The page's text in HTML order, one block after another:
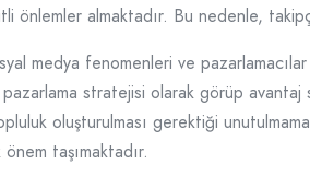
önlemler almaktadır. Bu nedenle,
medya fenomenleri ve
stratejisi olarak görüp
oluşturulması gerektiği
taşımaktadır.